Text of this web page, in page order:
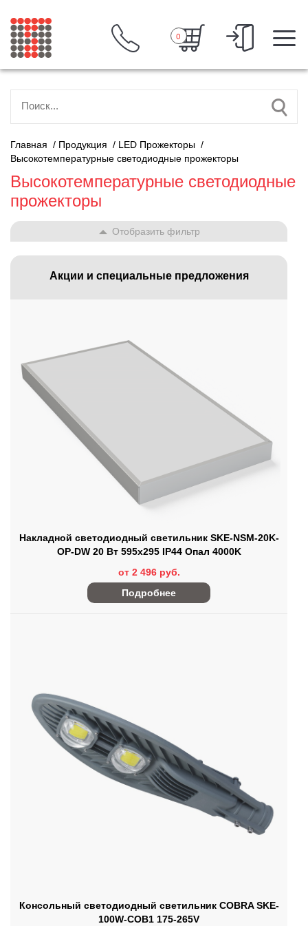
0
Главная / Продукция / LED Прожекторы /
Высокотемпературные светодиодные прожекторы
Высокотемпературные светодиодные
прожекторы
Отобразить фильтр
Акции и специальные предложения
Накладной светодиодный светильник SKE-NSM-20K-
OP-DW 20 Вт 595x295 IP44 Опал 4000K
от 2 496 руб.
Подробнее
Консольный светодиодный светильник СOBRA SKE-
100W-COB1 175-265V